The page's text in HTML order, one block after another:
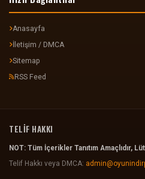
Anasayfa
İletişim / DMCA
Sitemap
RSS Feed
TELİF HAKKI
NOT: Tüm İçerikler Tanıtım Amaçlıdır,
Telif Hakkı veya DMCA: